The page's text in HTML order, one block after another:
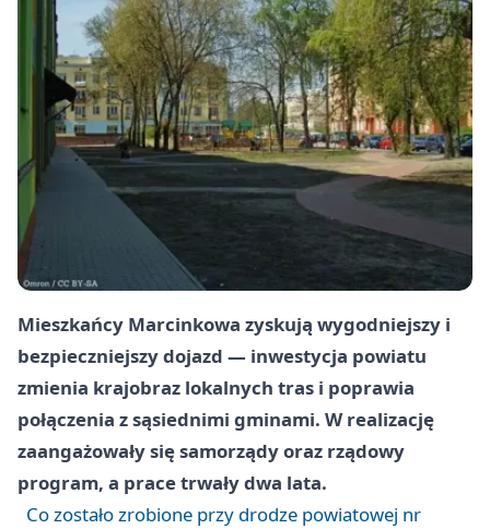
Mieszkańcy Marcinkowa zyskują wygodniejszy i
bezpieczniejszy dojazd — inwestycja powiatu
zmienia krajobraz lokalnych tras i poprawia
połączenia z sąsiednimi gminami. W realizację
zaangażowały się samorządy oraz rządowy
program, a prace trwały dwa lata.
Co zostało zrobione przy drodze powiatowej nr